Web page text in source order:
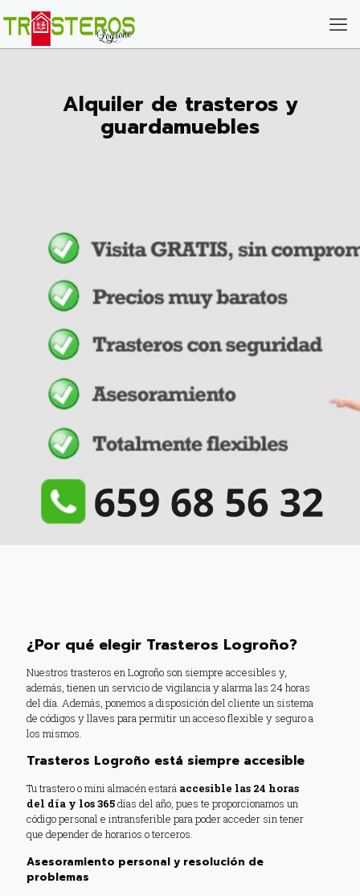
Alquiler de trasteros y
guardamuebles
¿Por qué elegir Trasteros Logroño?
Nuestros trasteros en Logroño son siempre accesibles y,
además, tienen un servicio de vigilancia y alarma las 24 horas
del día. Además, ponemos a disposición del cliente un sistema
de códigos y llaves para permitir un acceso flexible y seguro a
los mismos.
Trasteros Logroño está siempre accesible
Tu trastero o mini almacén estará accesible las 24 horas
del día y los 365días del año, pues te proporcionamos un
código personal e intransferible para poder acceder sin tener
que depender de horarios o terceros.
Asesoramiento personal y resolución de
problemas